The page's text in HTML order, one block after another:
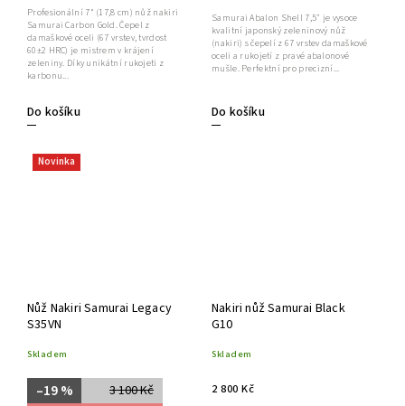
Do košíku
Profesionální 7" (17,8 cm) nůž nakiri
Samurai Carbon Gold. Čepel z
damaškové oceli (67 vrstev, tvrdost
60±2 HRC) je mistrem v krájení
zeleniny. Díky unikátní rukojeti z
karbonu...
Do košíku
Samurai Abalon Shell 7,5″ je vysoce
kvalitní japonský zeleninový nůž
(nakiri) s čepelí z 67 vrstev damaškové
oceli a rukojetí z pravé abalonové
mušle. Perfektní pro precizní...
Novinka
Nůž Nakiri Samurai Legacy
S35VN
Skladem
3 100 Kč
–19 %
Nakiri nůž Samurai Black
G10
Skladem
2 800 Kč